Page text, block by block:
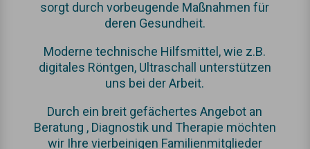
sorgt durch vorbeugende Maßnahmen für
deren Gesundheit.
Moderne technische Hilfsmittel, wie z.B.
digitales Röntgen, Ultraschall unterstützen
uns bei der Arbeit.
Durch ein breit gefächertes Angebot an
Beratung , Diagnostik und Therapie möchten
wir Ihre vierbeinigen Familienmitglieder